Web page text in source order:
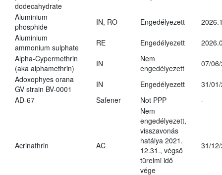
dodecahydrate
Aluminium
phosphide
IN, RO Engedélyezett
Aluminium
ammonium sulphate
RE Engedélyezett
Alpha-Cypermethrin
(aka alphamethrin)
IN
Nem
engedélyezett
07/
Adoxophyes orana
GV strain BV-0001
IN Engedélyezett
31/
AD-67
Safener Not PPP -
Acrinathrin AC
Nem
engedélyezett,
visszavonás
hatálya 2021.
12.31., végső
türelmi idő
vége
31/